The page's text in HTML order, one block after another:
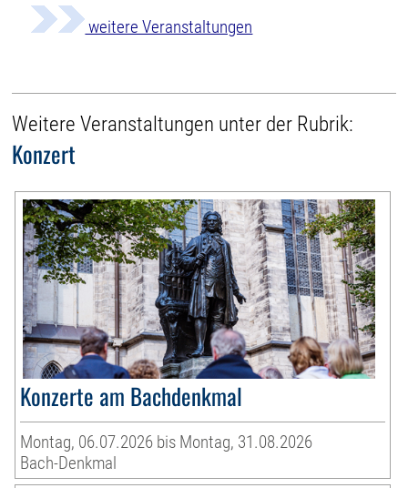
weitere Veranstaltungen
Weitere Veranstaltungen unter der Rubrik:
Konzert
Konzerte am Bachdenkmal
Montag, 06.07.2026 bis Montag, 31.08.2026
Bach-Denkmal